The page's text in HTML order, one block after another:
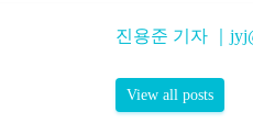
진용준 기자 ｜
View all posts